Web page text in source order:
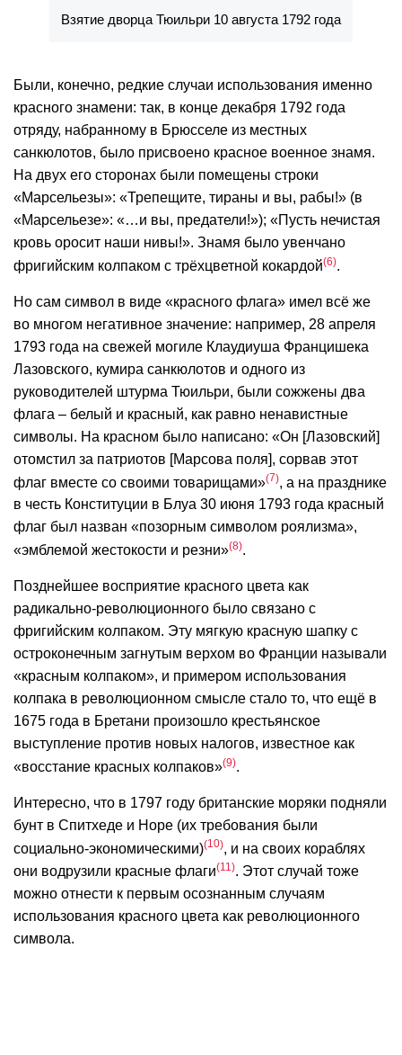
Взятие дворца Тюильри 10 августа 1792 года
Были, конечно, редкие случаи использования именно
красного знамени: так, в конце декабря 1792 года
отряду, набранному в Брюсселе из местных
санкюлотов, было присвоено красное военное знамя.
На двух его сторонах были помещены строки
«Марсельезы»: «Трепещите, тираны и вы, рабы!» (в
«Марсельезе»: «…и вы, предатели!»); «Пусть нечистая
кровь оросит наши нивы!». Знамя было увенчано
фригийским колпаком с трёхцветной кокардой 6 .
Но сам символ в виде «красного флага» имел всё же
во многом негативное значение: например, 28 апреля
1793 года на свежей могиле Клаудиуша Францишека
Лазовского, кумира санкюлотов и одного из
руководителей штурма Тюильри, были сожжены два
флага – белый и красный, как равно ненавистные
символы. На красном было написано: «Он [Лазовский]
отомстил за патриотов [Марсова поля], сорвав этот
флаг вместе со своими товарищами» 7 , а на празднике
в честь Конституции в Блуа 30 июня 1793 года красный
флаг был назван «позорным символом роялизма»,
«эмблемой жестокости и резни» 8 .
Позднейшее восприятие красного цвета как
радикально-революционного было связано с
фригийским колпаком. Эту мягкую красную шапку с
остроконечным загнутым верхом во Франции называли
«красным колпаком», и примером использования
колпака в революционном смысле стало то, что ещё в
1675 года в Бретани произошло крестьянское
выступление против новых налогов, известное как
«восстание красных колпаков» 9 .
Интересно, что в 1797 году британские моряки подняли
бунт в Спитхеде и Норе (их требования были
социально-экономическими) 10
, и на своих кораблях
они водрузили красные флаги 11
. Этот случай тоже
можно отнести к первым осознанным случаям
использования красного цвета как революционного
символа.